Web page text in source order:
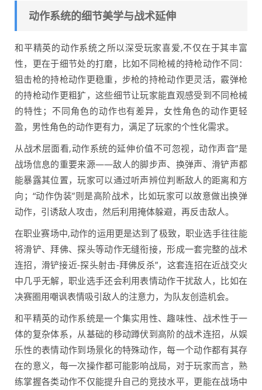
动作系统的细节美学与战术延伸
和平精英的动作系统之所以深受玩家喜爱,不仅在于其丰富
性，更在于细节处的打磨，比如不同枪械的持枪动作不同：
狙击枪的持枪动作更稳重，步枪的持枪动作更灵活，霰弹枪
的持枪动作更粗犷，这些细节让玩家能直观感受到不同枪械
的特性；不同角色的动作也有差异，女性角色的动作更轻
盈，男性角色的动作更有力，满足了玩家的个性化需求。
从战术层面看,动作系统的延伸价值不可忽视，动作声音”是
战场信息的重要来源——敌人的脚步声、换弹声、滑铲声都
能暴露其位置，玩家可以通过听声辨位判断敌人的距离和方
向；“动作伪装”则是高阶战术，比如玩家可以故意做出换弹
动作，引诱敌人攻击，然后利用掩体躲避，再反击敌人。
在职业赛场中,动作的运用更是达到了极致，职业选手往往能
将滑铲、拜佛、探头等动作无缝衔接，形成一套完整的战术
连招，滑铲接近-探头射击-拜佛反杀”，这套连招在近战交火
中几乎无解，职业选手还会利用表情动作干扰敌人，比如在
决赛圈用嘲讽表情吸引敌人的注意力，为队友创造机会。
和平精英的动作系统是一个集实用性、趣味性、战术性于一
体的复杂体系，从基础的移动蹲伏到高阶的战术连招，从娱
乐性的表情动作到场景化的特殊动作，每一个动作都有其存
在的意义，每一次操作都可能影响战局，对于玩家而言，熟
练掌握各类动作不仅能提升自己的竞技水平，更能在战场中